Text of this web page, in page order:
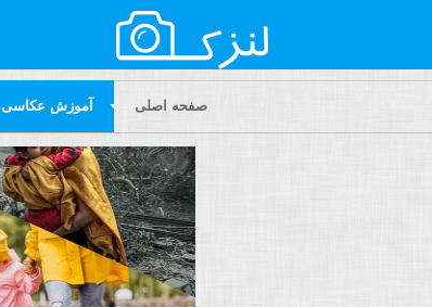
صفحه اصلی آموزش عکاسی